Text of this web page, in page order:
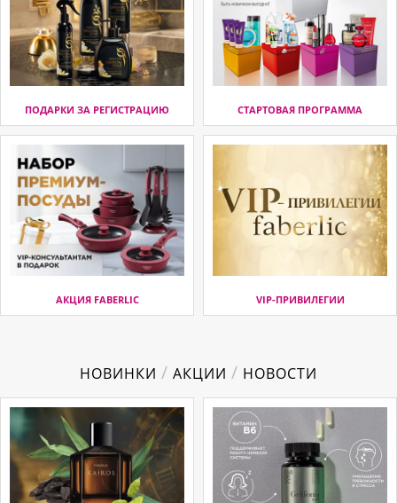
ПОДАРКИ ЗА РЕГИСТРАЦИЮ СТАРТОВАЯ ПРОГРАММА
АКЦИЯ FABERLIC VIP-ПРИВИЛЕГИИ
НОВИНКИ / АКЦИИ / НОВОСТИ